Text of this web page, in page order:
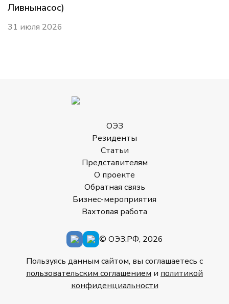
Ливнынасос)
31 июля 2026
ОЭЗ
Резиденты
Статьи
Представителям
О проекте
Обратная связь
Бизнес-мероприятия
Вахтовая работа
© ОЭЗ.РФ, 2026
Пользуясь данным сайтом, вы соглашаетесь с
пользовательским соглашением и политикой
конфиденциальности